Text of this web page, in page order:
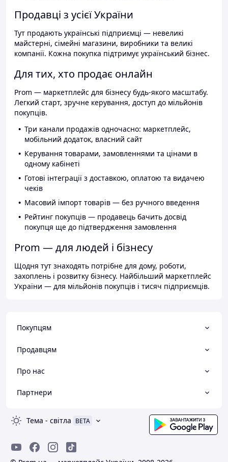
Продавці з усієї України
Тут продають українські підприємці — невеликі
майстерні, сімейні магазини, виробники та великі
компанії. Кожна покупка підтримує український бізнес.
Для тих, хто продає онлайн
Prom — маркетплейс для бізнесу будь-якого масштабу.
Легкий старт, зручне керування, доступ до мільйонів
покупців.
Три канали продажів одночасно: маркетплейс,
мобільний додаток, власний сайт
Керування товарами, замовленнями та цінами в
одному кабінеті
Готові інтеграції з доставкою, оплатою та видачею
чеків
Масовий імпорт товарів — без ручного введення
Рейтинг покупців — продавець бачить досвід
покупця ще до підтвердження замовлення
Prom — для людей і бізнесу
Щодня тут знаходять потрібне для дому, роботи,
захоплень і розвитку бізнесу. Найбільший маркетплейс
України — для мільйонів покупців і тисяч підприємців.
Покупцям
Продавцям
Про нас
Партнери
Тема - світла BETA